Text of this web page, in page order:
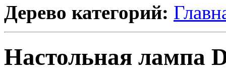
Дерево категорий:
Настольная лампа